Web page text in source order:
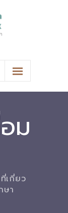
เปลี่ยนข้อมูล
ม
เกี่ยว
ษา